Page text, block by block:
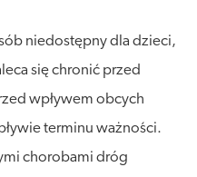
niedostępny dla dzieci,
się chronić przed
wpływem obcych
terminu ważności.
chorobami dróg